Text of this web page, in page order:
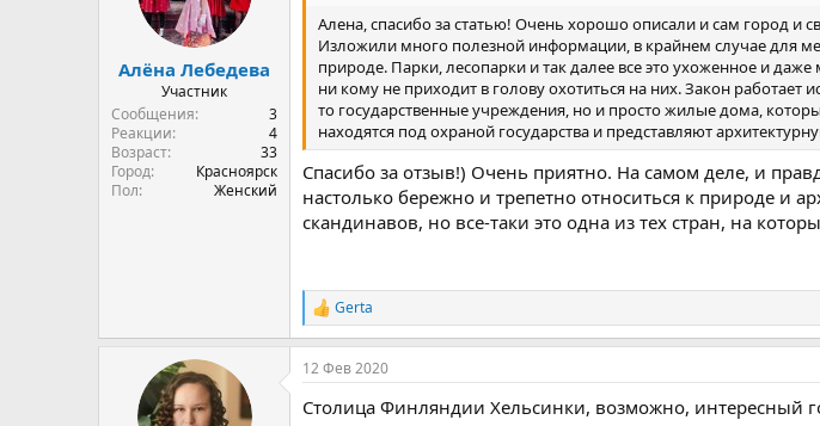
Алёна Лебедева
Участник
Сообщения
3
Реакции
4
Возраст
33
Город
Красноярск
Пол
Женский
Алена, спасибо за статью! Очень хорошо описали и сам город и
Изложили много полезной информации, в крайнем случае для
природе. Парки, лесопарки и так далее все это ухоженное и
ни кому не приходит в голову охотиться на них. Закон
то государственные учреждения, но и просто жилые дома,
находятся под охраной государства и представляют
Спасибо за отзыв!) Очень приятно. На самом деле, и
настолько бережно и трепетно относиться к природе и
скандинавов, но все-таки это одна из тех стран, на
Р
е
а
к
и
Gerta
12 Фев 2020
Столица Финляндии Хельсинки, возможно, интересный